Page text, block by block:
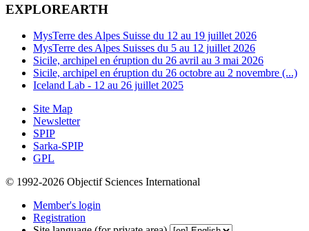
EXPLOREARTH
MysTerre des Alpes Suisse du 12 au 19 juillet 2026
MysTerre des Alpes Suisses du 5 au 12 juillet 2026
Sicile, archipel en éruption du 26 avril au 3 mai 2026
Sicile, archipel en éruption du 26 octobre au 2 novembre (...)
Iceland Lab - 12 au 26 juillet 2025
Site Map
Newsletter
SPIP
Sarka-SPIP
GPL
© 1992-2026 Objectif Sciences International
Member's login
Registration